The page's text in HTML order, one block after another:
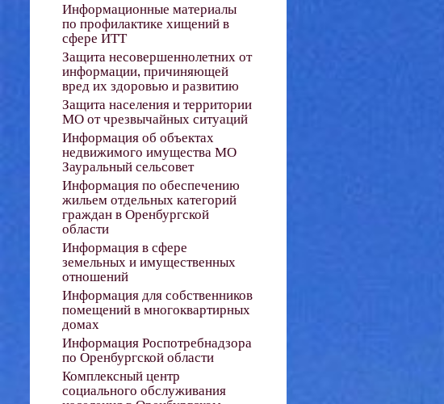
Информационные материалы
по профилактике хищений в
сфере ИТТ
Защита несовершеннолетних от
информации, причиняющей
вред их здоровью и развитию
Защита населения и территории
МО от чрезвычайных ситуаций
Информация об объектах
недвижимого имущества МО
Зауральный сельсовет
Информация по обеспечению
жильем отдельных категорий
граждан в Оренбургской
области
Информация в сфере
земельных и имущественных
отношений
Информация для собственников
помещений в многоквартирных
домах
Информация Роспотребнадзора
по Оренбургской области
Комплексный центр
социального обслуживания